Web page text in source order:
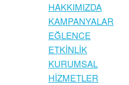
HAKKIMIZDA
KAMPANYALAR
EĞLENCE
ETKİNLİK
KURUMSAL
HİZMETLER